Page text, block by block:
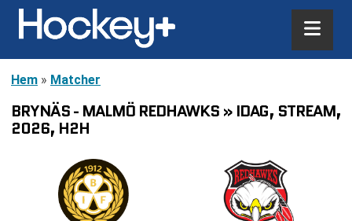
Hem » Matcher
BRYNÄS - MALMÖ REDHAWKS » IDAG, STREAM,
2026, H2H